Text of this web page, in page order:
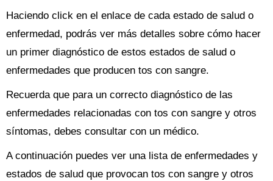
Haciendo click en el enlace de cada estado de salud o
enfermedad, podrás ver más detalles sobre cómo hacer
un primer diagnóstico de estos estados de salud o
enfermedades que producen tos con sangre.
Recuerda que para un correcto diagnóstico de las
enfermedades relacionadas con tos con sangre y otros
síntomas, debes consultar con un médico.
A continuación puedes ver una lista de enfermedades y
estados de salud que provocan tos con sangre y otros